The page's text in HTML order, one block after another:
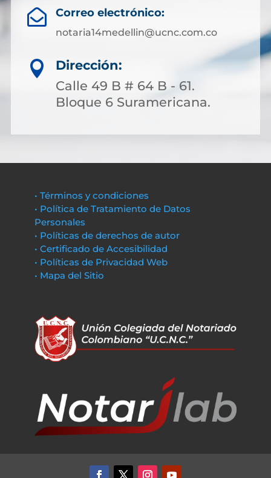
 Correo electrónico:
notaria14medellin@ucnc.com.co

Dirección:
Calle 49 B # 64 B - 61.
Bloque 6 Suramericana.
• Términos y condiciones
• Política de Tratamiento de Datos
Personales
• Políticas de derechos de autor
• Certificado de Accesibilidad
• Políticas de Privacidad Web
• Mapa del Sitio